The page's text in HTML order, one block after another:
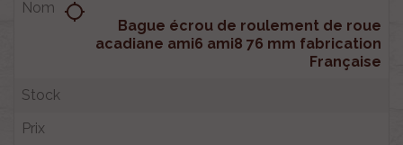
Bague écrou de roulement de roue
acadiane ami6 ami8 76 mm fabrication
Française
location_searching